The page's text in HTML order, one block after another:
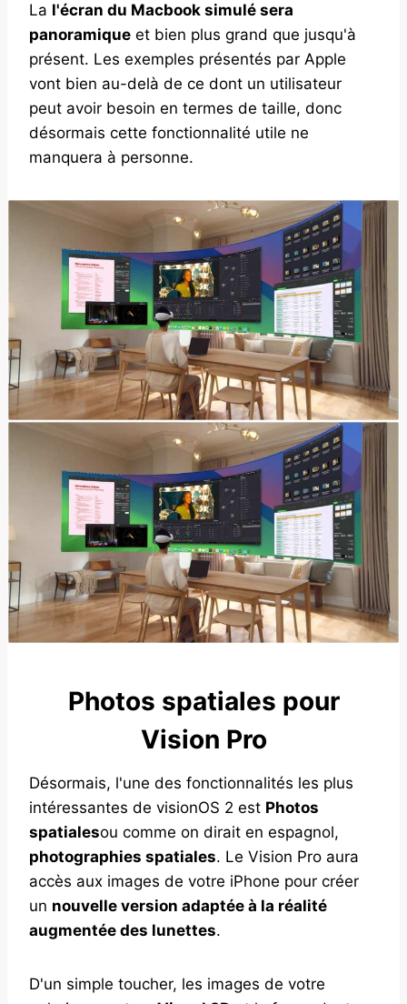
La l'écran du Macbook simulé sera
panoramique et bien plus grand que jusqu'à
présent. Les exemples présentés par Apple
vont bien au-delà de ce dont un utilisateur
peut avoir besoin en termes de taille, donc
désormais cette fonctionnalité utile ne
manquera à personne.
Photos spatiales pour
Vision Pro
Désormais, l'une des fonctionnalités les plus
intéressantes de visionOS 2 est Photos
spatialesou comme on dirait en espagnol,
photographies spatiales. Le Vision Pro aura
accès aux images de votre iPhone pour créer
un nouvelle version adaptée à la réalité
augmentée des lunettes.
D'un simple toucher, les images de votre